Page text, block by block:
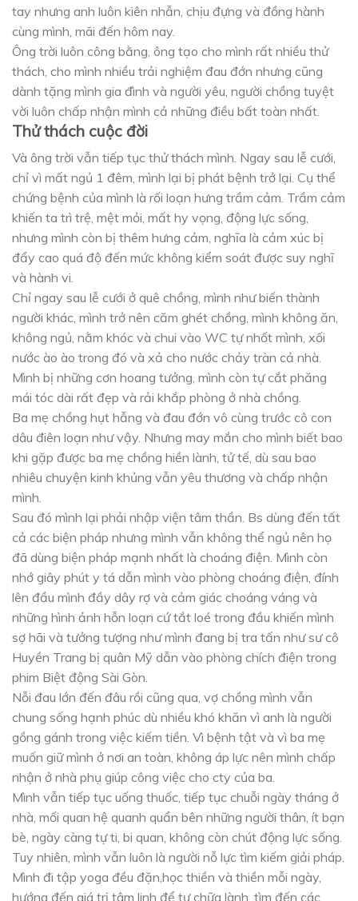
tay nhưng anh luôn kiên nhẫn, chịu đựng và đồng hành
cùng mình, mãi đến hôm nay.
Ông trời luôn công bằng, ông tạo cho mình rất nhiều thử
thách, cho mình nhiều trải nghiệm đau đớn nhưng cũng
dành tặng mình gia đình và người yêu, người chồng tuyệt
vời luôn chấp nhận mình cả những điều bất toàn nhất.
Thử thách cuộc đời
Và ông trời vẫn tiếp tục thử thách mình. Ngay sau lễ cưới,
chỉ vì mất ngủ 1 đêm, mình lại bị phát bệnh trở lại. Cụ thể
chứng bệnh của mình là rối loạn hưng trầm cảm. Trầm cảm
khiến ta trì trệ, mệt mỏi, mất hy vọng, động lực sống,
nhưng mình còn bị thêm hưng cảm, nghĩa là cảm xúc bị
đẩy cao quá độ đến mức không kiểm soát được suy nghĩ
và hành vi.
Chỉ ngay sau lễ cưới ở quê chồng, mình như biến thành
người khác, mình trở nên căm ghét chồng, mình không ăn,
không ngủ, nằm khóc và chui vào WC tự nhốt mình, xối
nước ào ào trong đó và xả cho nước chảy tràn cả nhà.
Mình bị những cơn hoang tưởng, mình còn tự cắt phăng
mái tóc dài rất đẹp và rải khắp phòng ở nhà chồng.
Ba mẹ chồng hụt hẫng và đau đớn vô cùng trước cô con
dâu điên loạn như vậy. Nhưng may mắn cho mình biết bao
khi gặp được ba mẹ chồng hiền lành, tử tế, dù sau bao
nhiêu chuyện kinh khủng vẫn yêu thương và chấp nhận
mình.
Sau đó mình lại phải nhập viện tâm thần. Bs dùng đến tất
cả các biện pháp nhưng mình vẫn không thể ngủ nên họ
đã dùng biện pháp mạnh nhất là choáng điện. Mình còn
nhớ giây phút y tá dẫn mình vào phòng choáng điện, đính
lên đầu mình đầy dây rợ và cảm giác choáng váng và
những hình ảnh hỗn loạn cứ tắt loé trong đầu khiến mình
sợ hãi và tưởng tượng như mình đang bị tra tấn như sư cô
Huyền Trang bị quân Mỹ dẫn vào phòng chích điện trong
phim Biệt động Sài Gòn.
Nỗi đau lớn đến đâu rồi cũng qua, vợ chồng mình vẫn
chung sống hạnh phúc dù nhiều khó khăn vì anh là người
gồng gánh trong việc kiếm tiền. Vì bệnh tật và vì ba mẹ
muốn giữ mình ở nơi an toàn, không áp lực nên mình chấp
nhận ở nhà phụ giúp công việc cho cty của ba.
Mình vẫn tiếp tục uống thuốc, tiếp tục chuỗi ngày tháng ở
nhà, mối quan hệ quanh quẩn bên những người thân, ít bạn
bè, ngày càng tự ti, bi quan, không còn chút động lực sống.
Tuy nhiên, mình vẫn luôn là người nỗ lực tìm kiếm giải pháp.
Mình đi tập yoga đều đặn,học thiền và thiền mỗi ngày,
hướng đến giá trị tâm linh để tự chữa lành, tìm đến các